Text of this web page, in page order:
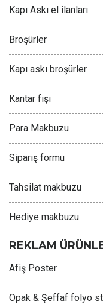
Kapı Askı el ilanları
Broşürler
Kapı askı broşürler
Kantar fişi
Para Makbuzu
Sipariş formu
Tahsilat makbuzu
Hediye makbuzu
REKLAM
Afiş Poster
Opak & Şeffaf folyo